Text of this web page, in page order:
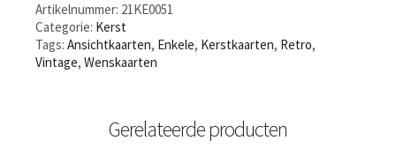
Artikelnummer: 21KE0051
Categorie: Kerst
Tags: Ansichtkaarten, Enkele, Kerstkaarten, Retro,
Vintage, Wenskaarten
Gerelateerde producten